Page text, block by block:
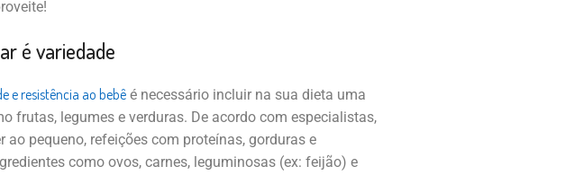
é variedade
e resistência ao bebêé necessário incluir na sua dieta uma
frutas, legumes e verduras. De acordo com especialistas,
ao pequeno, refeições com proteínas, gorduras e
como ovos, carnes, leguminosas (ex: feijão) e